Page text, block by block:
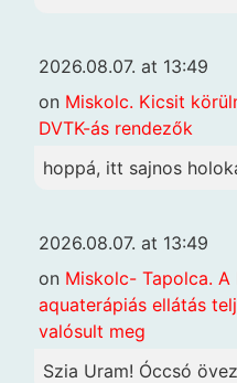
2026.08.07. at 13:49
on Miskolc. Kicsit
DVTK-ás rendezők
hoppá, itt sajnos
2026.08.07. at 13:49
on Miskolc- Tapolca.
aquaterápiás ellátás
valósult meg
Szia Uram! Óccsó